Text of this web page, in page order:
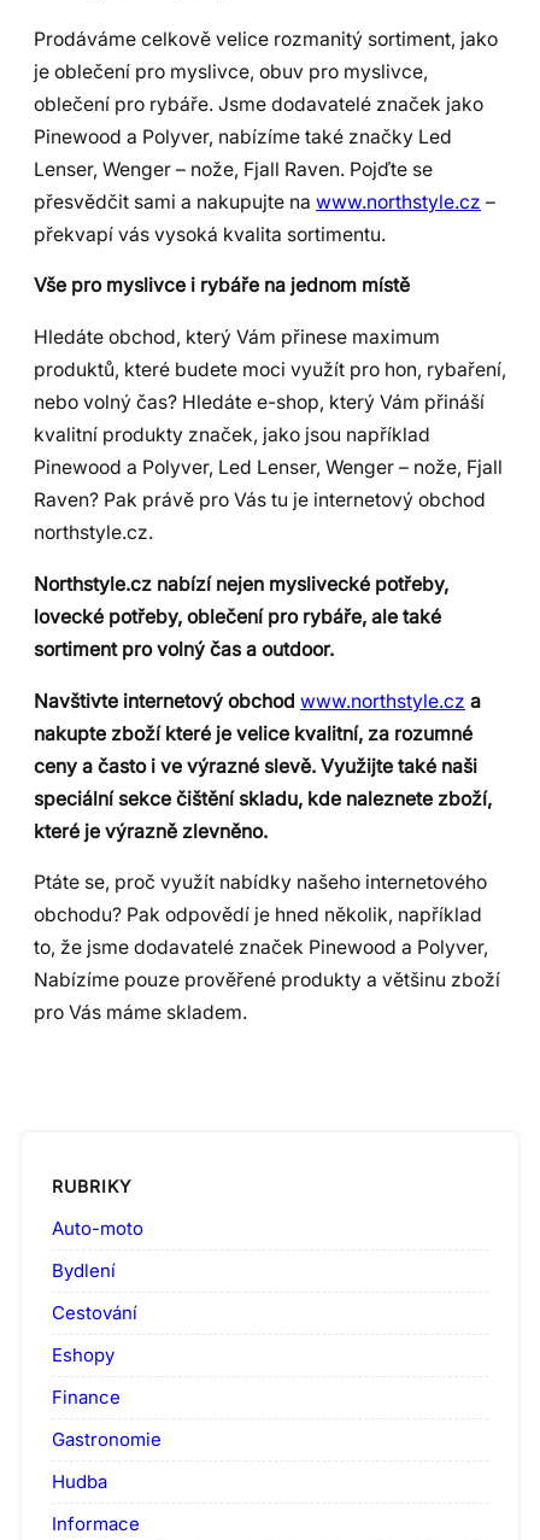
Prodáváme celkově velice rozmanitý sortiment, jako
je oblečení pro myslivce, obuv pro myslivce,
oblečení pro rybáře. Jsme dodavatelé značek jako
Pinewood a Polyver, nabízíme také značky Led
Lenser, Wenger – nože, Fjall Raven. Pojďte se
přesvědčit sami a nakupujte na www.northstyle.cz –
překvapí vás vysoká kvalita sortimentu.
Vše pro myslivce i rybáře na jednom místě
Hledáte obchod, který Vám přinese maximum
produktů, které budete moci využít pro hon, rybaření,
nebo volný čas? Hledáte e-shop, který Vám přináší
kvalitní produkty značek, jako jsou například
Pinewood a Polyver, Led Lenser, Wenger – nože, Fjall
Raven? Pak právě pro Vás tu je internetový obchod
northstyle.cz.
Northstyle.cz nabízí nejen myslivecké potřeby,
lovecké potřeby, oblečení pro rybáře, ale také
sortiment pro volný čas a outdoor.
Navštivte internetový obchod www.northstyle.cz a
nakupte zboží které je velice kvalitní, za rozumné
ceny a často i ve výrazné slevě. Využijte také naši
speciální sekce čištění skladu, kde naleznete zboží,
které je výrazně zlevněno.
Ptáte se, proč využít nabídky našeho internetového
obchodu? Pak odpovědí je hned několik, například
to, že jsme dodavatelé značek Pinewood a Polyver,
Nabízíme pouze prověřené produkty a většinu zboží
pro Vás máme skladem.
RUBRIKY
Auto-moto
Bydlení
Cestování
Eshopy
Finance
Gastronomie
Hudba
Informace